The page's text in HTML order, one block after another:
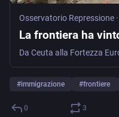
Osservatorio Repressione ·
La frontiera ha
#immigrazione #frontiere
0 3